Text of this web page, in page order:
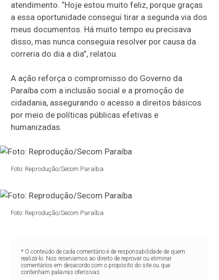
atendimento. “Hoje estou muito feliz, porque graças
a essa oportunidade consegui tirar a segunda via dos
meus documentos. Há muito tempo eu precisava
disso, mas nunca conseguia resolver por causa da
correria do dia a dia”, relatou.
A ação reforça o compromisso do Governo da
Paraíba com a inclusão social e a promoção de
cidadania, assegurando o acesso a direitos básicos
por meio de políticas públicas efetivas e
humanizadas.
Foto: Reprodução/Secom Paraíba
Foto: Reprodução/Secom Paraíba
* O conteúdo de cada comentário é de responsabilidade de quem
realizá-lo. Nos reservamos ao direito de reprovar ou eliminar
comentários em desacordo com o propósito do site ou que
contenham palavras ofensivas.